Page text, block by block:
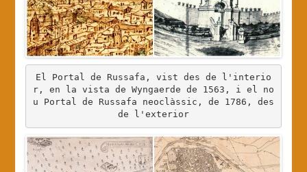
El Portal de Russafa, vist des de l'interio
r, en la vista de Wyngaerde de 1563, i el no
u Portal de Russafa neoclàssic, de 1786, des
de l'exterior